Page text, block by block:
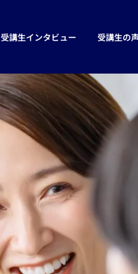
受講生インタビュー 受講生の